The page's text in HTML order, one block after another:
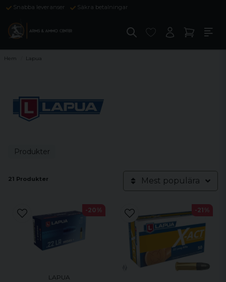
Snabba leveranser Säkra betalningar
Hem Lapua
Produkter
21 Produkter Mest populära
LAPUA
-20% -21%